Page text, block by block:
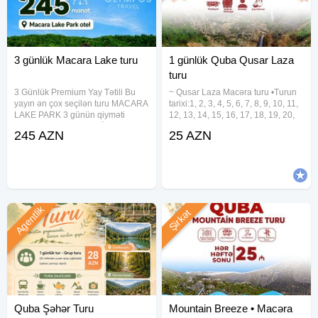
3 günlük Macara Lake turu
3 Günlük Premium Yay Tətili Bu
yayın ən çox seçilən turu MACARA
LAKE PARK 3 günün qiyməti
ayları hər həftə 2 gecə -3 gün
245 AZN
1 günlük Quba Qusar Laza
turu
~ Qusar Laza Macəra turu •Turun
tarixi:1, 2, 3, 4, 5, 6, 7, 8, 9, 10, 11,
12, 13, 14, 15, 16, 17, 18, 19, 20,
30, 31 Avqust •Turun qiyməti:
25 AZN
Quba Şəhər Turu
Agentlik
Mountain Breeze • Macəra
Şirkət